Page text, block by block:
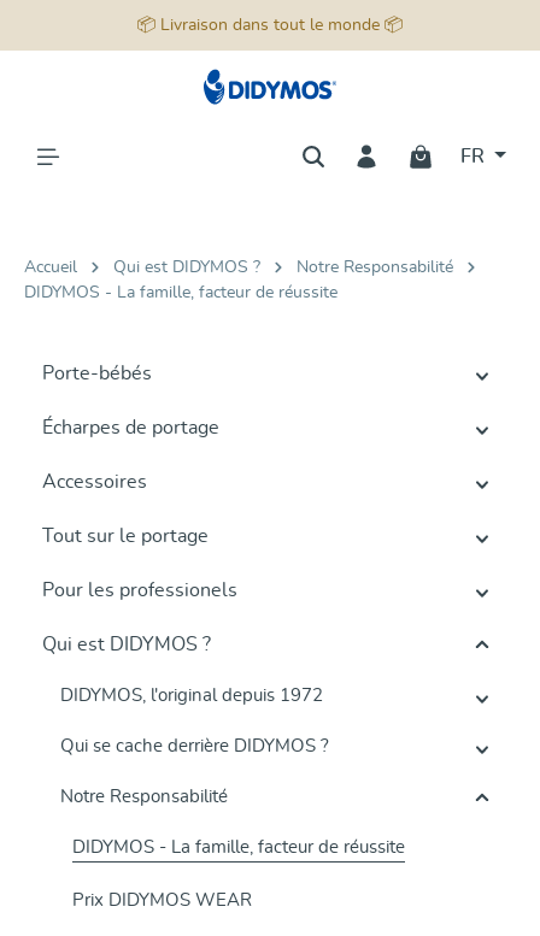
📦 Livraison dans tout le monde 📦
FR
Accueil Qui est DIDYMOS ?
Notre Responsabilité
DIDYMOS - La famille, facteur de réussite
Porte-bébés
Écharpes de portage
Accessoires
Tout sur le portage
Pour les professionels
Qui est DIDYMOS ?
DIDYMOS, l'original depuis 1972
Qui se cache derrière DIDYMOS ?
Notre Responsabilité
DIDYMOS - La famille, facteur de réussite
Prix DIDYMOS WEAR